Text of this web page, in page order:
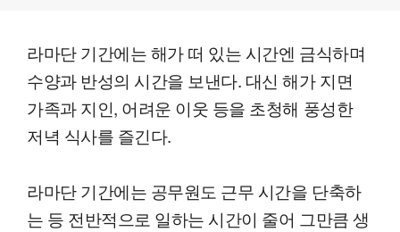
라마단 기간에는 해가 떠 있는 시간엔 금식하며
수양과 반성의 시간을 보낸다. 대신 해가 지면
가족과 지인, 어려운 이웃 등을 초청해 풍성한
저녁 식사를 즐긴다.
라마단 기간에는 공무원도 근무 시간을 단축하
는 등 전반적으로 일하는 시간이 줄어 그만큼 생